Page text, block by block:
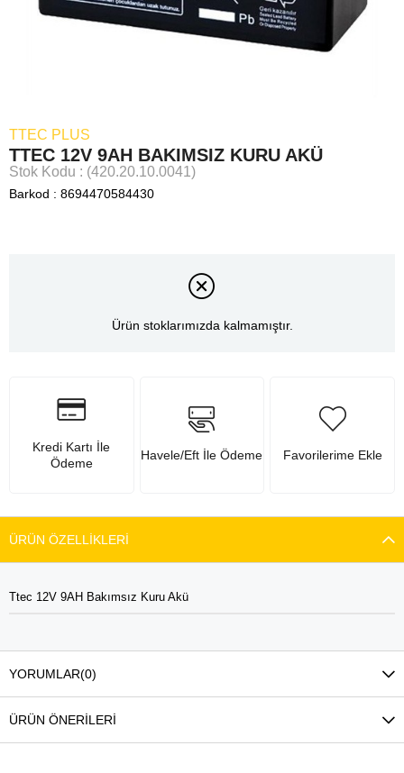
TTEC PLUS
TTEC 12V 9AH BAKIMSIZ KURU AKÜ
Stok Kodu (420.20.10.0041)
Barkod : 8694470584430
Ürün stoklarımızda kalmamıştır.
Kredi Kartı İle
Ödeme
Havele/Eft İle Ödeme Favorilerime Ekle
ÜRÜN ÖZELLIKLERI
Ttec 12V 9AH Bakımsız Kuru Akü
YORUMLAR(0)
ÜRÜN ÖNERILERI